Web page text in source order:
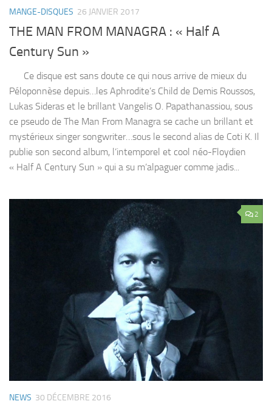
MANGE-DISQUES 26 JANVIER 2017
THE MAN FROM MANAGRA : « Half A
Century Sun »
Ce disque est sans doute ce qui nous arrive de mieux du
Péloponnèse depuis…les Aphrodite’s Child de Demis Roussos,
Lukas Sideras et le brillant Vangelis O. Papathanassiou, sous
ce pseudo de The Man From Managra se cache un brillant et
mystérieux singer songwriter…sous le second alias de Coti K. Il
publie son second album, l’intemporel et cool néo-Floydien
« Half A Century Sun » qui a su m’alpaguer comme jadis...
2
NEWS 30 DÉCEMBRE 2016